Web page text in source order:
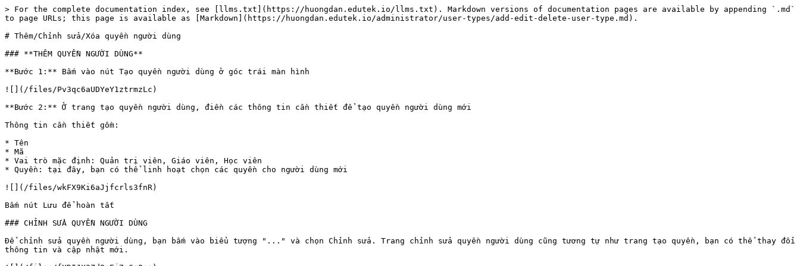
> For the complete documentation index, see [llms.txt](https://huongdan.edutek.io/llms.txt). Markdown versions of documentation pages are available by appending `.md`
to page URLs; this page is available as [Markdown](https://huongdan.edutek.io/administrator/user-types/add-edit-delete-user-type.md).
# Thêm/Chỉnh sửa/Xóa quyền người dùng
### **THÊM QUYỀN NGƯỜI DÙNG**
**Bước 1:** Bấm vào nút Tạo quyền người dùng ở góc trái màn hình
![](/files/Pv3qc6aUDYeY1ztrmzLc)
**Bước 2:** Ở trang tạo quyền người dùng, điền các thông tin cần thiết để tạo quyền người dùng mới
Thông tin cần thiết gồm:
* Tên
* Mã
* Vai trò mặc định: Quản trị viên, Giáo viên, Học viên
* Quyền: tại đây, bạn có thể linh hoạt chọn các quyền cho người dùng mới
![](/files/wkFX9Ki6aJjfcrls3fnR)
Bấm nút Lưu để hoàn tất
### CHỈNH SỬA QUYỀN NGƯỜI DÙNG
Để chỉnh sửa quyền người dùng, bạn bấm vào biểu tượng "..." và chọn Chỉnh sửa. Trang chỉnh sửa quyền người dùng cũng tương tự như trang tạo quyền, bạn có thể thay đổi
thông tin và cập nhật mới.